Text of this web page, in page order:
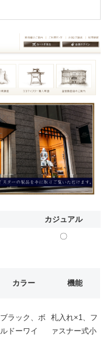
カジュアル
〇
カラー 機能
ブラック、ボ
ルドーワイ
札入れ×1、フ
ァスナー式小